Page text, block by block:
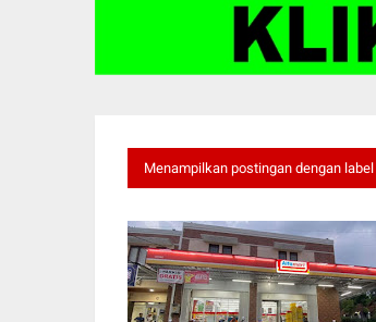
Menampilkan postingan dengan label